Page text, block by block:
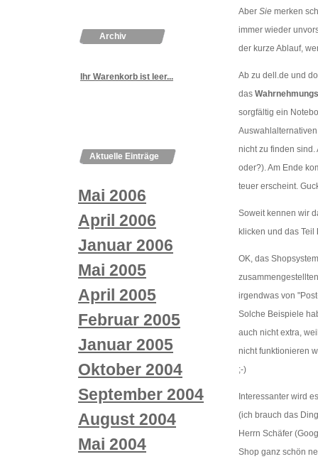
Aber Sie merken
immer wieder
der kurze Ablauf,
Ab zu dell.de und
das
sorgfältig ein
nicht zu finden
oder?). Am Ende
teuer erscheint.
Soweit kennen wir
klicken und das Teil
OK, das
irgendwas von
Solche Beispiele
auch nicht extra,
nicht funktionieren
;-)
Interessanter wird
(ich brauch das
Herrn Schäfer
Shop ganz schön
Archiv
Ihr Warenkorb ist leer...
Aktuelle Einträge
Mai 2006
April 2006
Januar 2006
Mai 2005
April 2005
Februar 2005
Januar 2005
Oktober 2004
September 2004
August 2004
Mai 2004